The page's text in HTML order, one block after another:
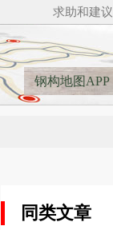
求助和建议
钢构地图APP
同类文章